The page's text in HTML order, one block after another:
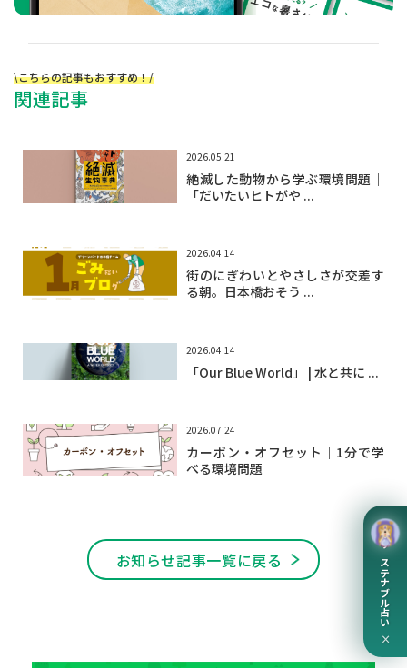
\こちらの記事もおすすめ！/
関連記事
2026.05.21
絶滅した動物から学ぶ環境問題｜
「だいたいヒトがや ...
2026.04.14
街のにぎわいとやさしさが交差す
る朝。日本橋おそう ...
2026.04.14
「Our Blue World」 | 水と共に ...
2026.07.24
カーボン・オフセット｜1分で学
べる環境問題
お知らせ記事一覧に戻る サステナブル占い
×